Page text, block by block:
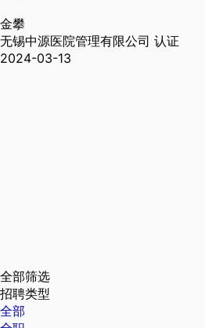
金攀
无锡中源医院管理有限公司 认证
2024-03-13
全部筛选
招聘类型
全部